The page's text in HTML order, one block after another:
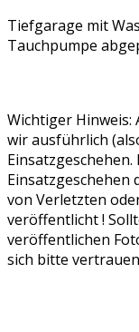
Tiefgarage mit
Tauchpumpe
Wichtiger
wir ausführlich
Einsatzgeschehen
von Verletzten
veröffentlicht !
veröffentlichen
sich bitte